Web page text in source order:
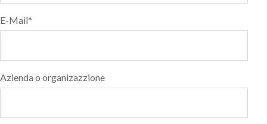
E-Mail*
Azienda o organizazzione